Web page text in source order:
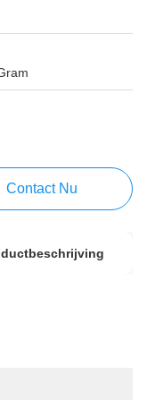
Contact Nu